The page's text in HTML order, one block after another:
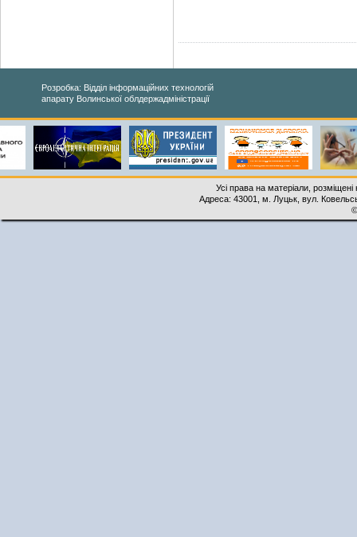
Розробка: Відділ інформаційних технологій
апарату Волинської облдержадміністрації
Усі права на матеріали,
Адреса: 43001, м. Луцьк, вул.